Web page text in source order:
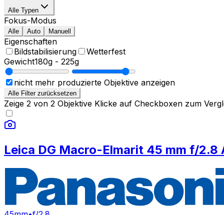
Alle Typen
Fokus-Modus
Alle Auto Manuell
Eigenschaften
Bildstabilisierung
Wetterfest
Gewicht180g - 225g
nicht mehr produzierte Objektive anzeigen
Alle Filter zurücksetzen
Zeige 2 von 2 Objektive Klicke auf Checkboxen zum
Leica DG Macro-Elmarit 45 mm f/2.8